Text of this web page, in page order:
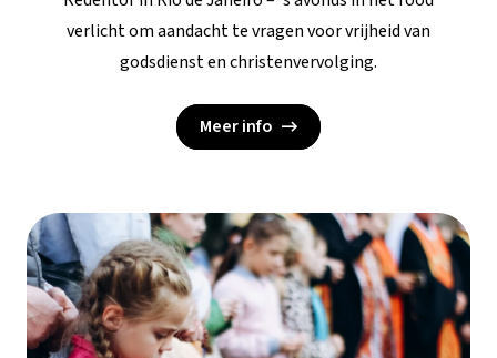
verlicht om aandacht te vragen voor vrijheid van
godsdienst en christenvervolging.
Meer info